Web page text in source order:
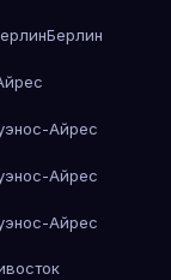
Берлин
Айрес
Айрес
Айрес